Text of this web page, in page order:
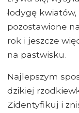
łodygę
pozostawione
rok i jeszcze
na pastwisku.
Najlepszym
dzikiej
Zidentyfikuj i